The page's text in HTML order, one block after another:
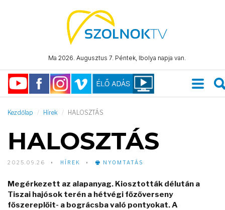
Ma 2026. Augusztus 7. Péntek, Ibolya napja van.
Kezdőlap Hírek HALOSZTÁS
HALOSZTÁS
2025.09.26 HÍREK NYOMTATÁS
Megérkezett az alapanyag. Kiosztották délután a
Tiszai hajósok terén a hétvégi főzőverseny
főszereplőit- a bográcsba való pontyokat. A